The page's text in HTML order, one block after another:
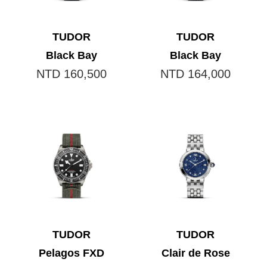
TUDOR
Black Bay
NTD 160,500
TUDOR
Black Bay
NTD 164,000
TUDOR
Pelagos FXD
TUDOR
Clair de Rose